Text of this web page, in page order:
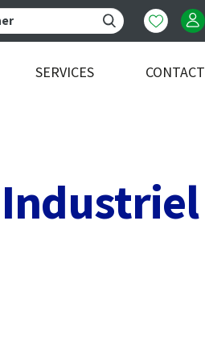
SERVICES CONTACT